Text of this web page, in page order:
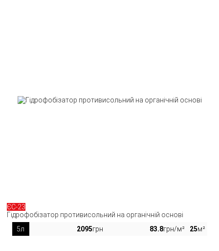
ЄС-23
Гідрофобізатор противисольний на органічній основі
5л
2095грн 83.8грн/м² 25м²